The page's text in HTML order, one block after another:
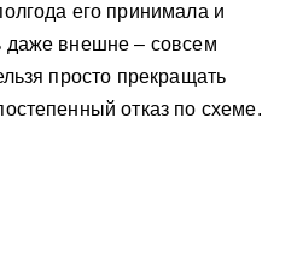
его принимала и
даже внешне – совсем
просто прекращать
отказ по схеме.